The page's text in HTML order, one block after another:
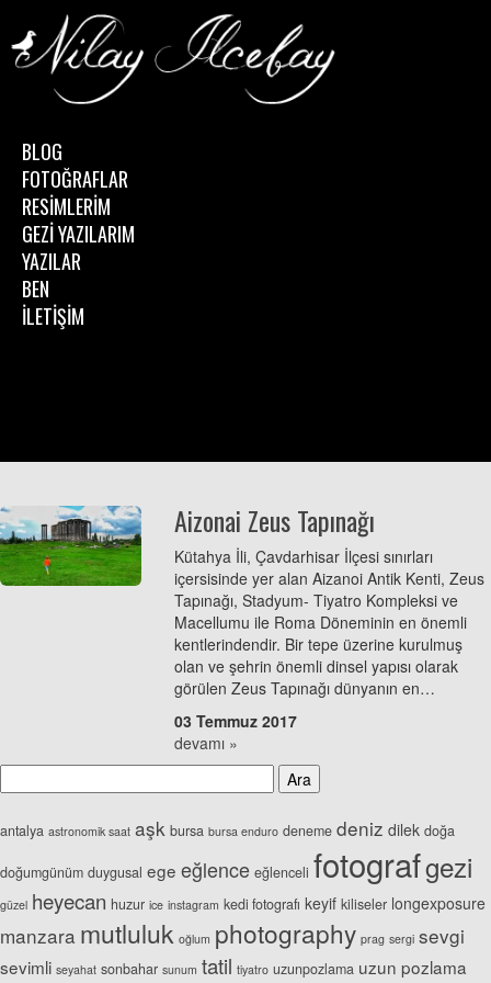
BLOG
FOTOĞRAFLAR
RESİMLERİM
GEZİ YAZILARIM
YAZILAR
BEN
İLETİŞİM
Aizonai Zeus Tapınağı
Kütahya İli, Çavdarhisar İlçesi sınırları
içersisinde yer alan Aizanoi Antik Kenti, Zeus
Tapınağı, Stadyum- Tiyatro Kompleksi ve
Macellumu ile Roma Döneminin en önemli
kentlerindendir. Bir tepe üzerine kurulmuş
olan ve şehrin önemli dinsel yapısı olarak
görülen Zeus Tapınağı dünyanın en…
03 Temmuz 2017
devamı »
antalya astronomik saat aşk bursa bursa enduro deneme deniz dilek doğa
doğumgünüm duygusal ege eğlence eğlenceli fotografgezi
güzel heyecan huzur ice instagram kedi fotografı keyif kiliseler longexposure
manzara mutluluk oğlum photography prag sergi sevgi
sevimli seyahat sonbahar sunum tatil tiyatro uzunpozlama uzun pozlama